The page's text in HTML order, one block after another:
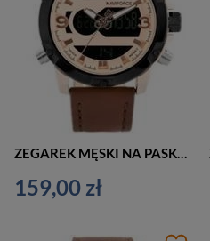
159,00 zł